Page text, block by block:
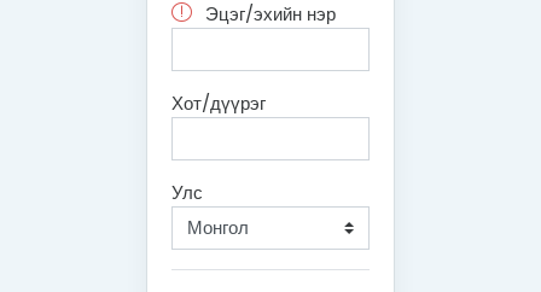
Эцэг/эхийн нэр
Хот/дүүрэг
Улс